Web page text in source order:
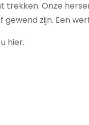
Onze
zijn. Een
hier.